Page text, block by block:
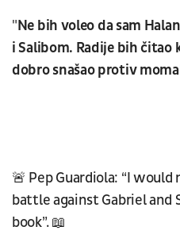
"Ne bih voleo da sam
i Salibom. Radije bih čitao
dobro snašao protiv
🚨 Pep Guardiola: “I
battle against Gabriel and
book”. 📖